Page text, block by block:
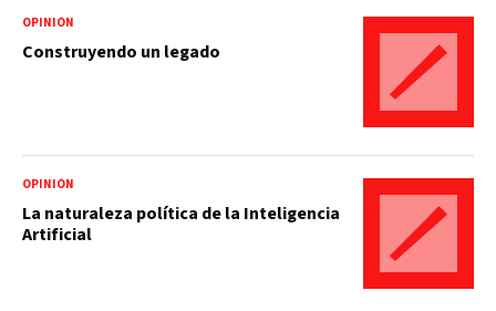
OPINIÓN
Construyendo un legado
OPINIÓN
La naturaleza política de la Inteligencia
Artificial